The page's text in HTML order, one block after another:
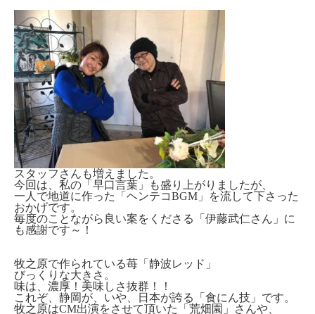
スタッフさんも増えました。
今回は、私の「早口言葉」も盛り上がりましたが、
一人で地道に作った「ヘンテコBGM」を流して下さった
おかげです。
毎度のことながら良い案をくださる「伊藤武仁さん」に
も感謝です～！
牧之原で作られている苺「静波レッド」
びっくりな大きさ。
味は、濃厚！美味しさ抜群！！
これぞ、静岡が、いや、日本が誇る「食にん技」です。
牧之原はCM出演をさせて頂いた「荒畑園」さんや、